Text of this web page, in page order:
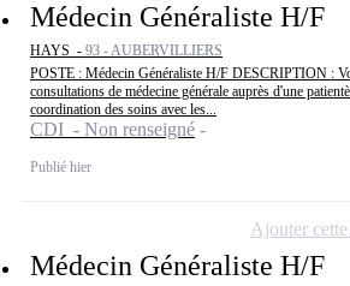
Médecin Généraliste H/F
HAYS - 93 - AUBERVILLIERS
POSTE : Médecin Généraliste H/F DESCRIPTION :
consultations de médecine générale auprès d'une
coordination des soins avec les...
CDI - Non renseigné
Publié hier
Médecin Généraliste H/F
Ajouter